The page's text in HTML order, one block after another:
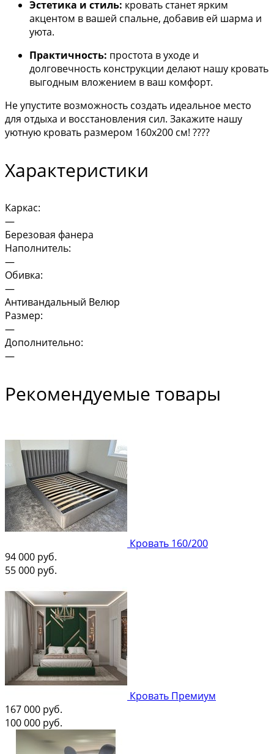
Эстетика и стиль: кровать станет ярким
акцентом в вашей спальне, добавив ей шарма и
уюта.
Практичность: простота в уходе и
долговечность конструкции делают нашу кровать
выгодным вложением в ваш комфорт.
Не упустите возможность создать идеальное место
для отдыха и восстановления сил. Закажите нашу
уютную кровать размером 160х200 см! ????️
Характеристики
Каркас:
—
Березовая фанера
Наполнитель:
—
Обивка:
—
Антивандальный Велюр
Размер:
—
Дополнительно:
—
Рекомендуемые товары
Кровать 160/200
94 000 руб.
55 000 руб.
Кровать Премиум
167 000 руб.
100 000 руб.